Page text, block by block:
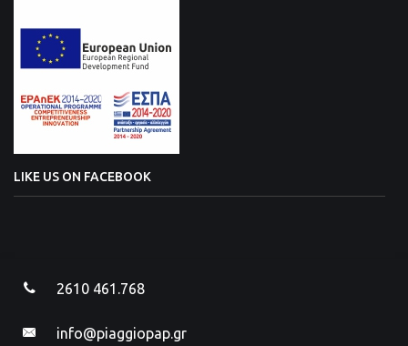
LIKE US ON FACEBOOK
2610 461.768
info@piaggiopap.gr